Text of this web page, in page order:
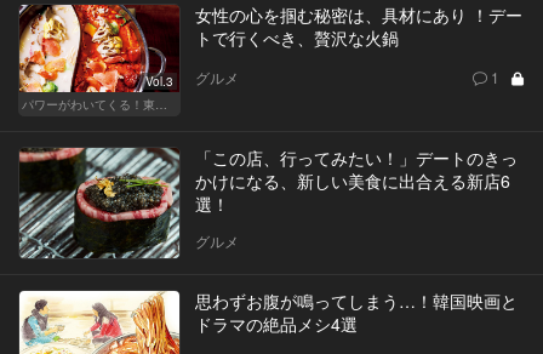
Vol.3
女性の心を掴む秘密は、具材にあり ！デー
トで行くべき、贅沢な火鍋
グルメ 1
「この店、行ってみたい！」デートのきっ
かけになる、新しい美食に出合える新店6
選！
グルメ
思わずお腹が鳴ってしまう…！韓国映画と
ドラマの絶品メシ4選